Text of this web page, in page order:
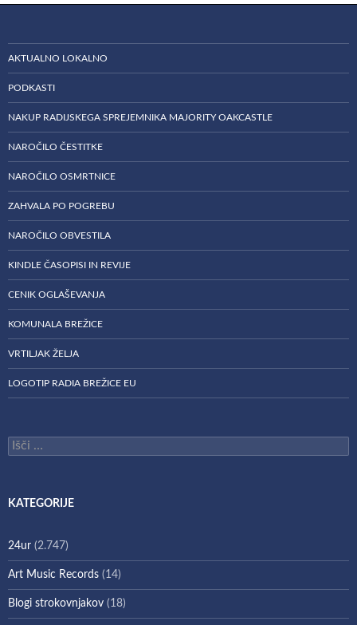
AKTUALNO LOKALNO
PODKASTI
NAKUP RADIJSKEGA SPREJEMNIKA MAJORITY OAKCASTLE
NAROČILO ČESTITKE
NAROČILO OSMRTNICE
ZAHVALA PO POGREBU
NAROČILO OBVESTILA
KINDLE ČASOPISI IN REVIJE
CENIK OGLAŠEVANJA
KOMUNALA BREŽICE
VRTILJAK ŽELJA
LOGOTIP RADIA BREŽICE EU
Išči:
KATEGORIJE
24ur (2.747)
Art Music Records (14)
Blogi strokovnjakov (18)